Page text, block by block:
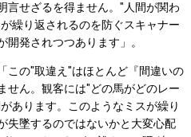
言せざるを得ません。"人間が関わ
繰り返されるのを防ぐスキャナー
発されつつあります」。
の"取違え"はほとんど『間違いの
せん。観客には"どの馬がどのレー
あります。このようなミスが繰り
失墜するのではないかと大変心配